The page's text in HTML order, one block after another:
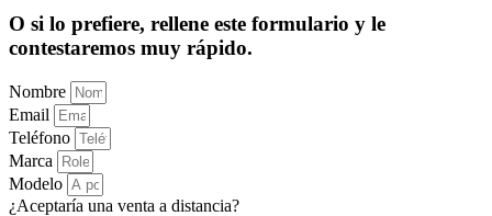
O si lo prefiere, rellene este formulario y le
contestaremos muy rápido.
Nombre
Email
Teléfono
Marca
Modelo
¿Aceptaría una venta a distancia?